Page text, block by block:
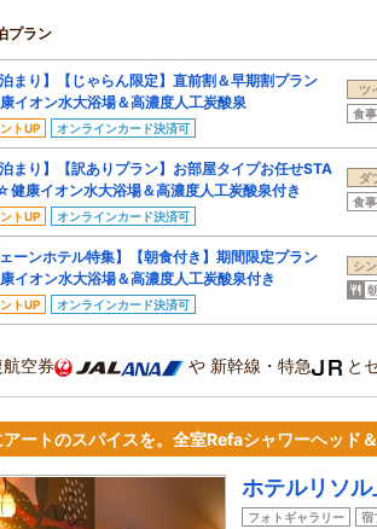
プラン
まり】【じゃらん限定】直前割＆早期割プラン
イオン水大浴場＆高濃度人工炭酸泉
トUP オンラインカード決済可
ツ
食
まり】【訳ありプラン】お部屋タイプお任せSTA
康イオン水大浴場＆高濃度人工炭酸泉付き
トUP オンラインカード決済可
ダ
食
ーンホテル特集】【朝食付き】期間限定プラン
イオン水大浴場＆高濃度人工炭酸泉付き
トUP オンラインカード決済可
シ
空券 や 新幹線・特急 と
ートのスパイスを。全室Refaシャワーヘッド
ホテルリソ
フォトギャラリー 宿